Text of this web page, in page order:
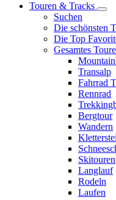
Touren & Tracks
Suchen
Die schönsten
Die Top
Gesamtes
Transalp
Fahrrad
Rennrad
Bergtour
Wandern
Skitouren
Langlauf
Rodeln
Laufen